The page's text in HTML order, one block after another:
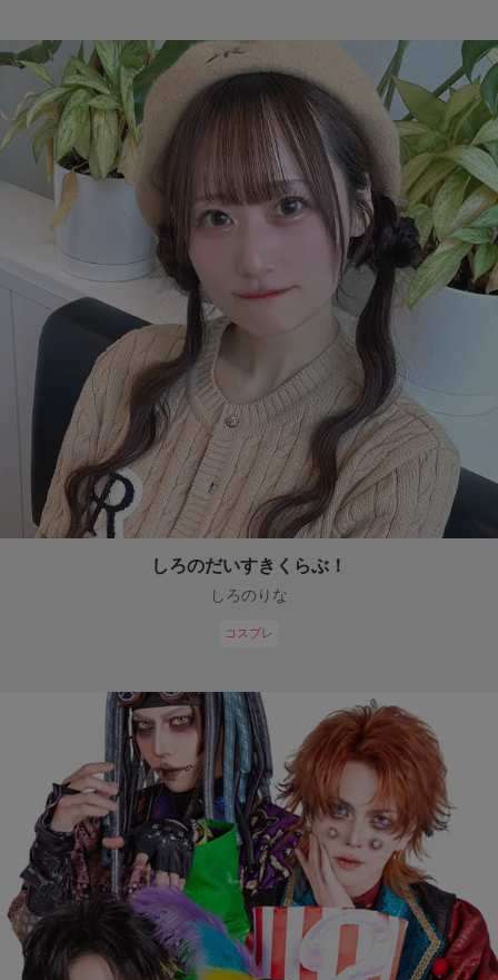
しろのだいすきくらぶ！
しろのりな
コスプレ